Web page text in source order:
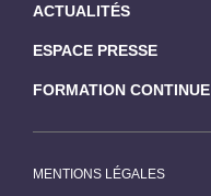
ACTUALITÉS
ESPACE PRESSE
FORMATION CONTINUE
MENTIONS LÉGALES